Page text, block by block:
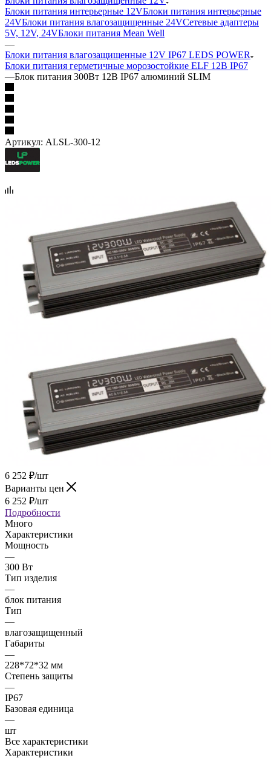
Блоки питания интерьерные 12VБлоки питания интерьерные
24VБлоки питания влагозащищенные 24VСетевые адаптеры
5V, 12V, 24VБлоки питания Mean Well
—
Блоки питания влагозащищенные 12V IP67 LEDS POWER
Блоки питания герметичные морозостойкие ELF 12В IP67
—Блок питания 300Вт 12В IP67 алюминий SLIM
Артикул: ALSL-300-12
6 252 ₽/шт
Варианты цен
6 252 ₽/шт
Подробности
Много
Характеристики
Мощность
—
300 Вт
Тип изделия
—
блок питания
Тип
—
влагозащищенный
Габариты
—
228*72*32 мм
Степень защиты
—
IP67
Базовая единица
—
шт
Все характеристики
Характеристики